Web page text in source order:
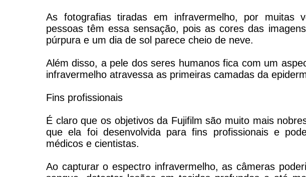
As fotografias tiradas em infravermelho, por muitas
pessoas têm essa sensação, pois as cores das
púrpura e um dia de sol parece cheio de neve.
Além disso, a pele dos seres humanos fica com um
infravermelho atravessa as primeiras camadas da
Fins profissionais
É claro que os objetivos da Fujifilm são muito mais
que ela foi desenvolvida para fins profissionais e
médicos e cientistas.
Ao capturar o espectro infravermelho, as câmeras